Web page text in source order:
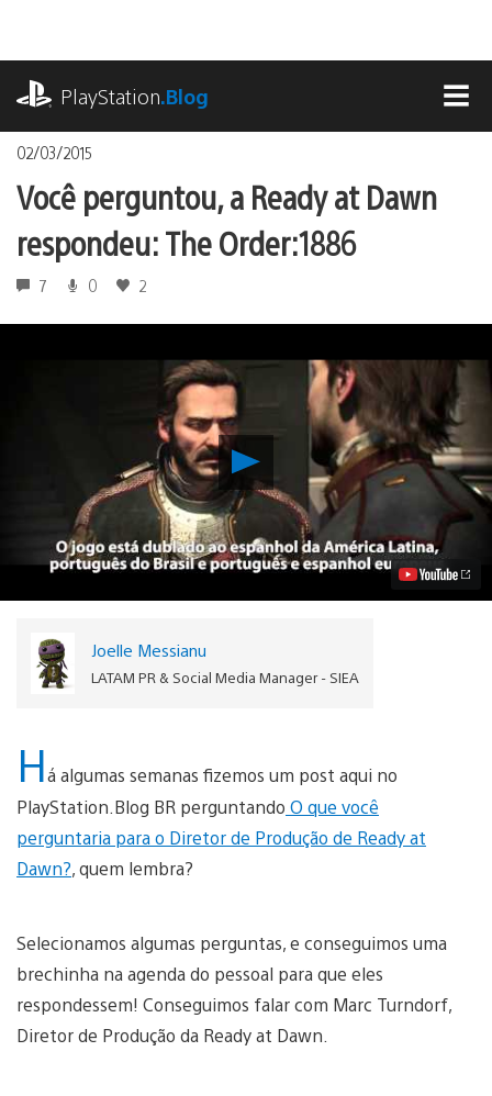
o
conteúdoPlayStation.Blog
02/03/2015
Você perguntou, a Ready at Dawn
respondeu: The Order:1886
7 0 2
Reproduzir
Você
perguntou,
Ready
at
Dawn
respondeu:
Joelle Messianu
LATAM PR & Social Media Manager - SIEA
Há algumas semanas fizemos um post aqui no
PlayStation.Blog BR perguntando O que você
perguntaria para o Diretor de Produção de Ready at
Dawn?, quem lembra?
Selecionamos algumas perguntas, e conseguimos uma
brechinha na agenda do pessoal para que eles
respondessem! Conseguimos falar com Marc Turndorf,
Diretor de Produção da Ready at Dawn.